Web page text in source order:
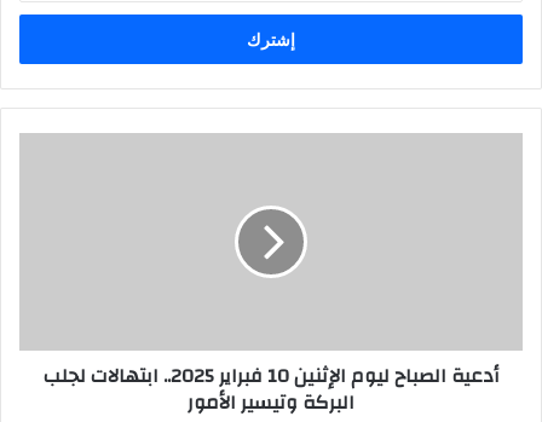
الإلكتروني
أدعية الصباح ليوم الإثنين 10 فبراير 2025.. ابتهالات لجلب
البركة وتيسير الأمور